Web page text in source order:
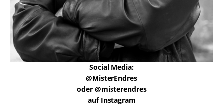
Social Media:
@MisterEndres
oder @misterendres
auf Instagram